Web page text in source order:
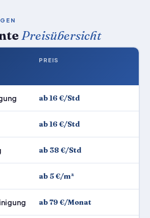
Preisübersicht
PREIS
ab 16 €/Std
ab 16 €/Std
ab 38 €/Std
ab 5 €/m²
ab 79 €/Monat